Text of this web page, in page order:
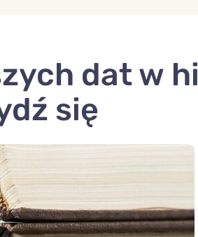
dat w
się